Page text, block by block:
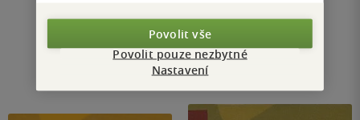
Povolit vše
Povolit pouze nezbytné
Nastavení